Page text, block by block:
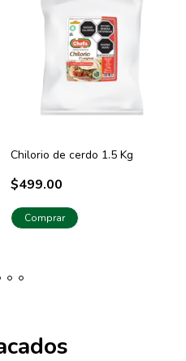
Chilorio de cerdo 1.5 Kg
$499.00
Comprar